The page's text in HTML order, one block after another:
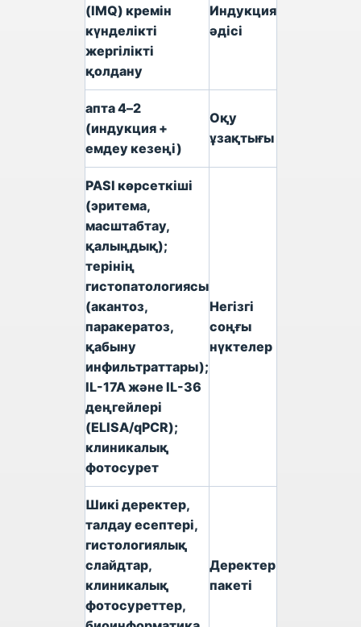
Индукция
әдісі
(IMQ) кремін
күнделікті
жергілікті
қолдану
Оқу
ұзақтығы
2–4 апта
(индукция +
емдеу кезеңі)
Негізгі
соңғы
нүктелер
PASI көрсеткіші
(эритема,
масштабтау,
қалыңдық);
терінің
гистопатологиясы
(акантоз,
паракератоз,
қабыну
инфильтраттары);
IL-17A және IL-36
деңгейлері
(ELISA/qPCR);
клиникалық
фотосурет
Деректер
пакеті
Шикі деректер,
талдау есептері,
гистологиялық
слайдтар,
клиникалық
фотосуреттер,